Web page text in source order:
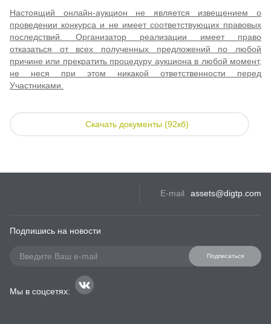
Настоящий онлайн-аукцион не является извещением о
проведении конкурса и не имеет соответствующих правовых
последствий. Организатор реализации имеет право
отказаться от всех полученных предложений по любой
причине или прекратить процедуру аукциона в любой момент,
не неся при этом никакой ответственности перед
Участниками.
Скачать документы (92кб)
E-mail assets@digtp.com
Подпишись на новости
Подписаться
Мы в соцсетях: